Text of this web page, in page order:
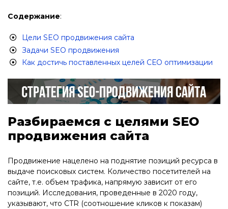
Содержание:
Цели SEO продвижения сайта
Задачи SEO продвижения
Как достичь поставленных целей СЕО оптимизации
Разбираемся с целями SEO
продвижения сайта
Продвижение нацелено на поднятие позиций ресурса в
выдаче поисковых систем. Количество посетителей на
сайте, т.е. объем трафика, напрямую зависит от его
позиций. Исследования, проведенные в 2020 году,
указывают, что CTR (соотношение кликов к показам)